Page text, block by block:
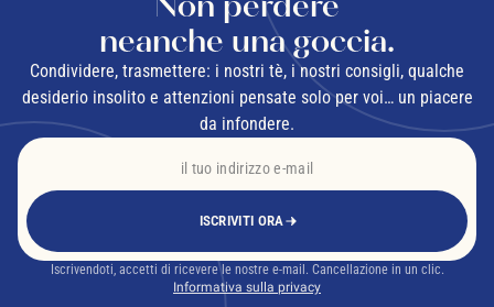
neanche una goccia.
Condividere, trasmettere: i nostri tè, i nostri consigli, qualche
desiderio insolito e attenzioni pensate solo per voi… un piacere
da infondere.
ISCRIVITI ORA
Iscrivendoti, accetti di ricevere le nostre e-mail. Cancellazione in un clic.
Informativa sulla privacy